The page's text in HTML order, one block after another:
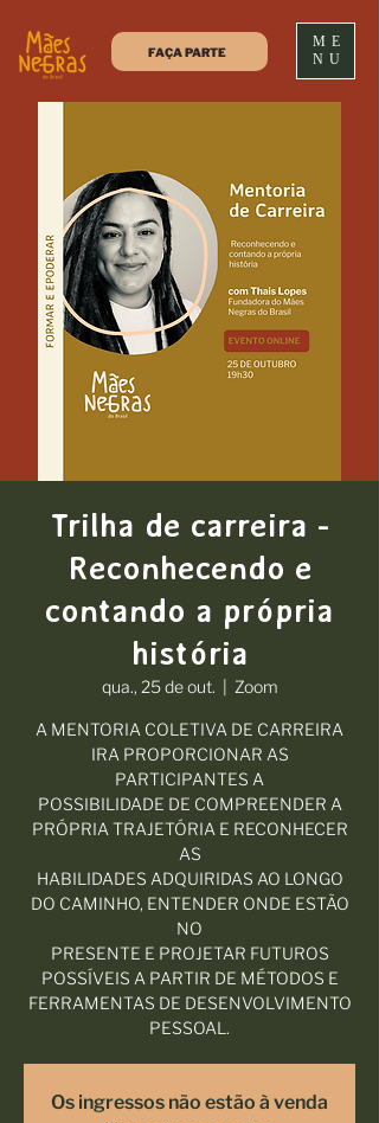
FAÇA PARTE
ME
NU
Trilha de carreira -
Reconhecendo e
contando a própria
história
qua., 25 de out. Zoom
A MENTORIA COLETIVA DE CARREIRA
IRA PROPORCIONAR AS
PARTICIPANTES A
POSSIBILIDADE DE COMPREENDER A
PRÓPRIA TRAJETÓRIA E RECONHECER
AS
HABILIDADES ADQUIRIDAS AO LONGO
DO CAMINHO, ENTENDER ONDE ESTÃO
NO
PRESENTE E PROJETAR FUTUROS
POSSÍVEIS A PARTIR DE MÉTODOS E
FERRAMENTAS DE DESENVOLVIMENTO
PESSOAL.
Os ingressos não estão à venda